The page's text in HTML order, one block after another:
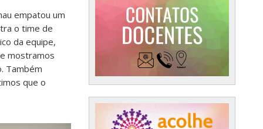
empatou um
o time de
da equipe,
mostramos
Também
que o